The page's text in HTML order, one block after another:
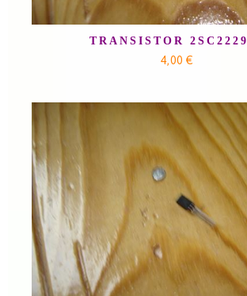
TRANSISTOR
4,00 €